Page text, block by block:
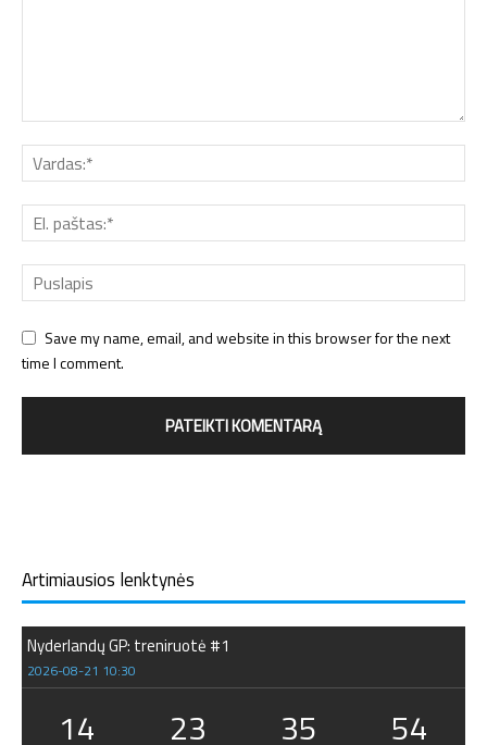
Save my name, email, and website in this browser for the next
time I comment.
Artimiausios lenktynės
Nyderlandų GP: treniruotė #1
2026-08-21 10:30
14 23 35 54